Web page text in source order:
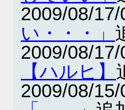
2009/08/
い・・・」
2009/08/
【ハルヒ】
2009/08/